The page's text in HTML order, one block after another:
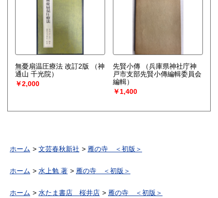
無憂扇温圧療法 改訂2版
（神
通山 千光院）
￥2,000
先賢小傳
（兵庫県神社庁神
戸市支部先賢小傳編輯委員会
編輯）
￥1,400
ホーム 文芸春秋新社 雁の寺 ＜初版＞
ホーム 水上勉 著 雁の寺 ＜初版＞
ホーム 水たま書店 桜井店 雁の寺 ＜初版＞